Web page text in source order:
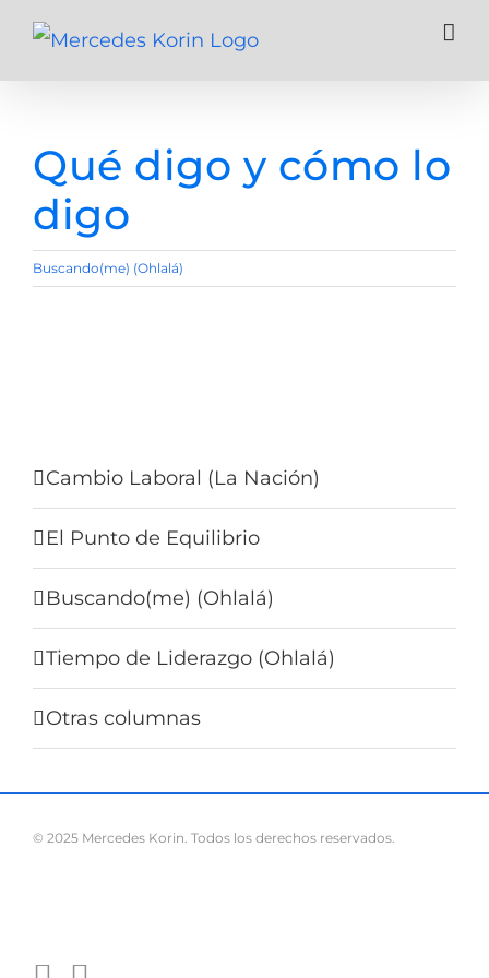
Skip
Qué digo y cómo lo
digo
Buscando(me) (Ohlalá)
Cambio Laboral (La Nación)
El Punto de Equilibrio
Buscando(me) (Ohlalá)
Tiempo de Liderazgo (Ohlalá)
Otras columnas
© 2025 Mercedes Korin. Todos los derechos reservados.